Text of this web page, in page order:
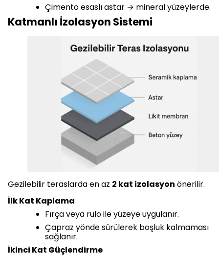
Çimento esaslı astar → mineral yüzeylerde.
Katmanlı İzolasyon Sistemi
Gezilebilir teraslarda en az 2 kat izolasyon önerilir.
İlk Kat Kaplama
Fırça veya rulo ile yüzeye uygulanır.
Çapraz yönde sürülerek boşluk kalmaması
sağlanır.
İkinci Kat Güçlendirme